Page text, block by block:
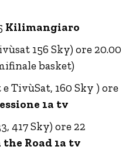
Kilimangiaro
156 Sky) ore 20.00
basket)
e TivùSat, 160 Sky ) ore
1a tv
417 Sky) ore 22
Road 1a tv